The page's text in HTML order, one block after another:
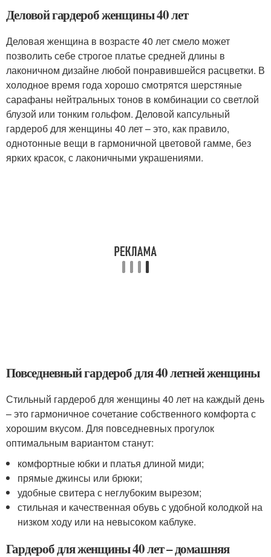
Деловой гардероб женщины 40 лет
Деловая женщина в возрасте 40 лет смело может
позволить себе строгое платье средней длины в
лаконичном дизайне любой понравившейся расцветки. В
холодное время года хорошо смотрятся шерстяные
сарафаны нейтральных тонов в комбинации со светлой
блузой или тонким гольфом. Деловой капсульный
гардероб для женщины 40 лет – это, как правило,
однотонные вещи в гармоничной цветовой гамме, без
ярких красок, с лаконичными украшениями.
Повседневный гардероб для 40 летней женщины
Стильный гардероб для женщины 40 лет на каждый день
– это гармоничное сочетание собственного комфорта с
хорошим вкусом. Для повседневных прогулок
оптимальным вариантом станут:
комфортные юбки и платья длиной миди;
прямые джинсы или брюки;
удобные свитера с неглубоким вырезом;
стильная и качественная обувь с удобной колодкой на
низком ходу или на невысоком каблуке.
Гардероб для женщины 40 лет – домашняя